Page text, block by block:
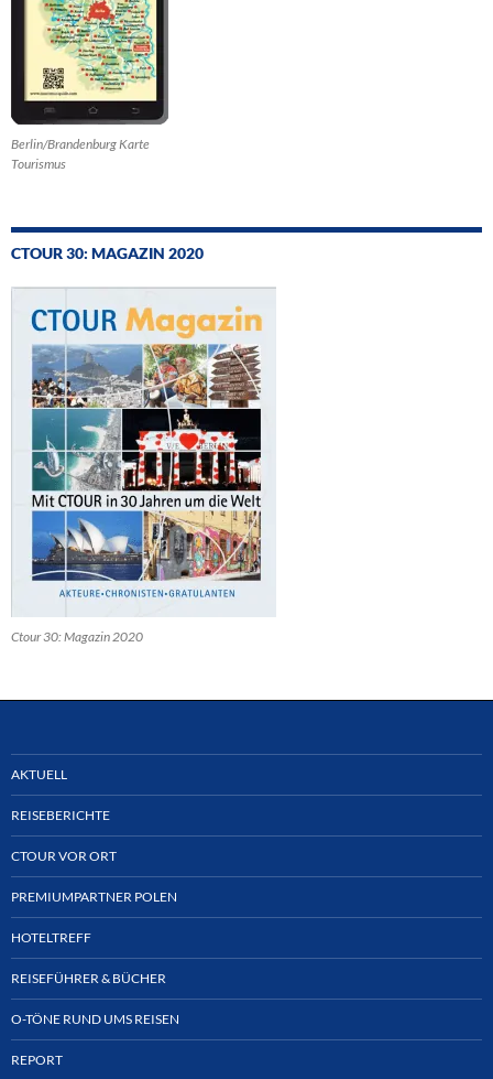
Berlin/Brandenburg Karte
Tourismus
CTOUR 30: MAGAZIN 2020
Ctour 30: Magazin 2020
AKTUELL
REISEBERICHTE
CTOUR VOR ORT
PREMIUMPARTNER POLEN
HOTELTREFF
REISEFÜHRER & BÜCHER
O-TÖNE RUND UMS REISEN
REPORT